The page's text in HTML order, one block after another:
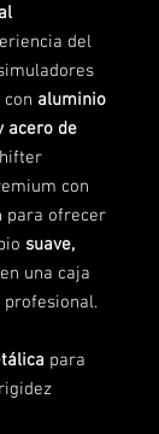
del
aluminio
acero de
con
para ofrecer
suave,
una caja
profesional.
para